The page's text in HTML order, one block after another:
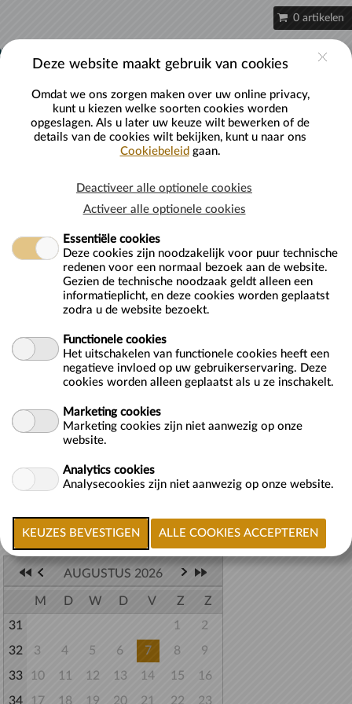
0 artikelen
Kinderfeest Thema Avond
maandag 1 januari 0001
maandag 1 januari 0001
LET OP! HET TIJDSTIP WAT U KIEST, IS HET TIJDSTIP WAARIN
U KUNT ETEN. U BENT WELKOM GEDURENDE DE HELE
-------------------
dient altijd een volwassen begeleider aanw...
Terug naar lijst
Selecteer een datum
AUGUSTUS 2026
M D W D V Z
Z
31
1
2
32
3 4 5 6 7 8
9
33
10 11 12 13 14 15
16
34
17 18 19 20 21 22 23
Deze website maakt gebruik van cookies
Omdat we ons zorgen maken over uw online privacy,
kunt u kiezen welke soorten cookies worden
opgeslagen. Als u later uw keuze wilt bewerken of de
details van de cookies wilt bekijken, kunt u naar ons
Cookiebeleid gaan.
Deactiveer alle optionele cookies
Activeer alle optionele cookies
Essentiële cookies
Deze cookies zijn noodzakelijk voor puur technische
redenen voor een normaal bezoek aan de website.
Gezien de technische noodzaak geldt alleen een
informatieplicht, en deze cookies worden geplaatst
zodra u de website bezoekt.
Functionele cookies
Het uitschakelen van functionele cookies heeft een
negatieve invloed op uw gebruikerservaring. Deze
cookies worden alleen geplaatst als u ze inschakelt.
Marketing cookies
Marketing cookies zijn niet aanwezig op onze
website.
Analytics cookies
Analysecookies zijn niet aanwezig op onze website.